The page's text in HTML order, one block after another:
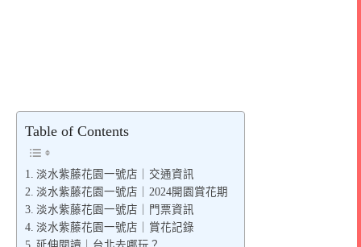
Table of Contents
淡水紫藤花園一號店｜交通資訊
淡水紫藤花園一號店｜2024開園賞花期
淡水紫藤花園一號店｜門票資訊
淡水紫藤花園一號店｜賞花記錄